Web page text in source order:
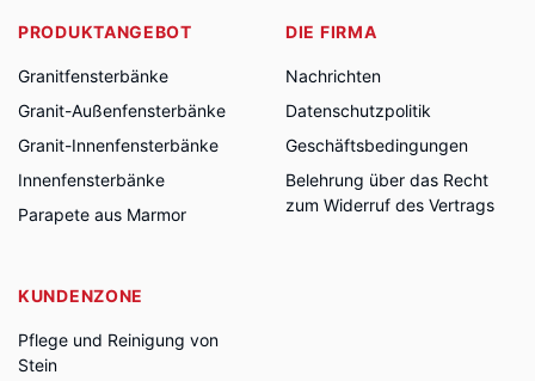
PRODUKTANGEBOT
Granitfensterbänke
Granit-Außenfensterbänke
Granit-Innenfensterbänke
Innenfensterbänke
Parapete aus Marmor
DIE FIRMA
Nachrichten
Datenschutzpolitik
Geschäftsbedingungen
Belehrung über das Recht
zum Widerruf des Vertrags
KUNDENZONE
Pflege und Reinigung von
Stein